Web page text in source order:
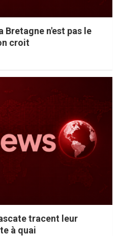
Bretagne n'est pas le
croit
tracent leur
à quai